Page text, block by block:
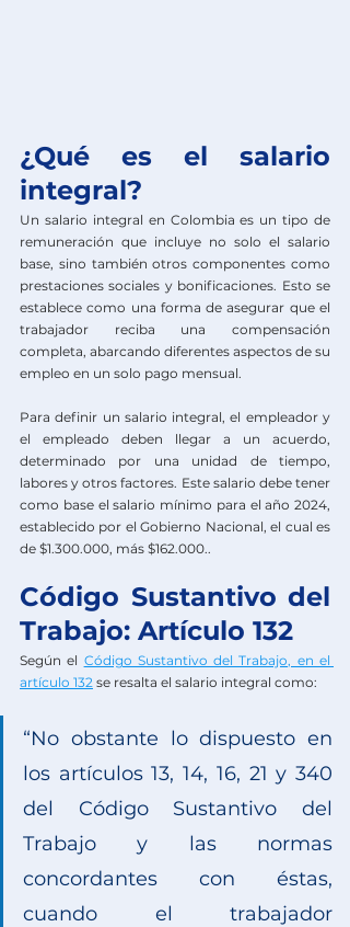
¿Qué es el salario
integral?
Un salario integral en Colombia es un tipo de
remuneración que incluye no solo el salario
base, sino también otros componentes como
prestaciones sociales y bonificaciones. Esto se
establece como una forma de asegurar que el
trabajador reciba una compensación
completa, abarcando diferentes aspectos de su
empleo en un solo pago mensual.
Para definir un salario integral, el empleador y
el empleado deben llegar a un acuerdo,
determinado por una unidad de tiempo,
labores y otros factores. Este salario debe tener
como base el salario mínimo para el año 2024,
establecido por el Gobierno Nacional, el cual es
de $1.300.000, más $162.000..
Código Sustantivo del
Trabajo: Artículo 132
Según el Código Sustantivo del Trabajo, en el
artículo 132 se resalta el salario integral como:
“No obstante lo dispuesto en
los artículos 13, 14, 16, 21 y 340
del Código Sustantivo del
Trabajo y las normas
concordantes con éstas,
cuando el trabajador